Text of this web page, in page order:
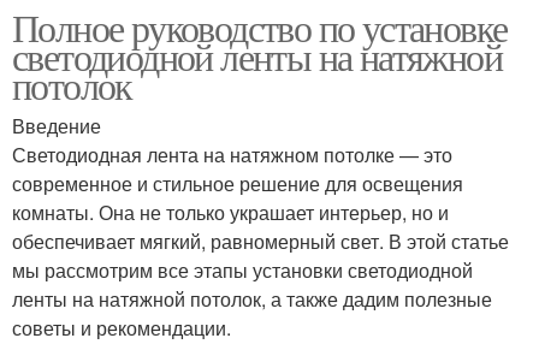
Полное руководство по установке
светодиодной ленты на натяжной
потолок
Введение
Светодиодная лента на натяжном потолке — это
современное и стильное решение для освещения
комнаты. Она не только украшает интерьер, но и
обеспечивает мягкий, равномерный свет. В этой статье
мы рассмотрим все этапы установки светодиодной
ленты на натяжной потолок, а также дадим полезные
советы и рекомендации.